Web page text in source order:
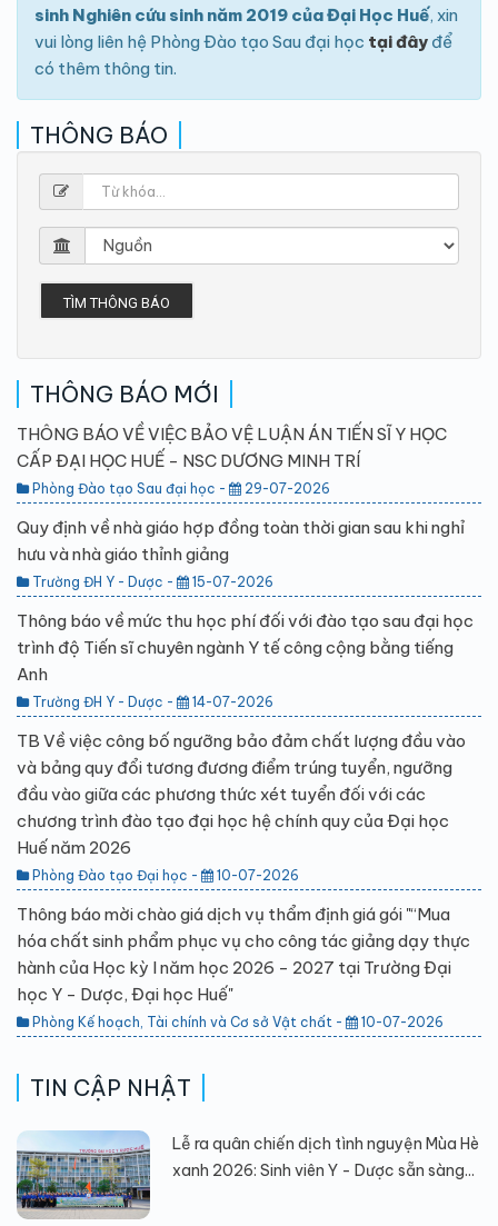
sinh Nghiên cứu sinh năm 2019 của Đại Học Huế, xin
vui lòng liên hệ Phòng Đào tạo Sau đại học tại đây để
có thêm thông tin.
THÔNG BÁO
TÌM THÔNG BÁO
THÔNG BÁO MỚI
THÔNG BÁO VỀ VIỆC BẢO VỆ LUẬN ÁN TIẾN SĨ Y HỌC
CẤP ĐẠI HỌC HUẾ - NSC DƯƠNG MINH TRÍ
Phòng Đào tạo Sau đại học - 29-07-2026
Quy định về nhà giáo hợp đồng toàn thời gian sau khi nghỉ
hưu và nhà giáo thỉnh giảng
Trường ĐH Y - Dược - 15-07-2026
Thông báo về mức thu học phí đối với đào tạo sau đại học
trình độ Tiến sĩ chuyên ngành Y tế công cộng bằng tiếng
Anh
Trường ĐH Y - Dược - 14-07-2026
TB Về việc công bố ngưỡng bảo đảm chất lượng đầu vào
và bảng quy đổi tương đương điểm trúng tuyển, ngưỡng
đầu vào giữa các phương thức xét tuyển đối với các
chương trình đào tạo đại học hệ chính quy của Đại học
Huế năm 2026
Phòng Đào tạo Đại học - 10-07-2026
Thông báo mời chào giá dịch vụ thẩm định giá gói "“Mua
hóa chất sinh phẩm phục vụ cho công tác giảng dạy thực
hành của Học kỳ I năm học 2026 - 2027 tại Trường Đại
học Y - Dược, Đại học Huế"
Phòng Kế hoạch, Tài chính và Cơ sở Vật chất - 10-07-2026
TIN CẬP NHẬT
Lễ ra quân chiến dịch tình nguyện Mùa Hè
xanh 2026: Sinh viên Y - Dược sẵn sàng...